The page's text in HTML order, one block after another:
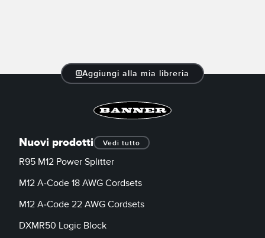
Aggiungi alla mia libreria
Nuovi prodotti Vedi tutto
R95 M12 Power Splitter
M12 A-Code 18 AWG Cordsets
M12 A-Code 22 AWG Cordsets
DXMR50 Logic Block